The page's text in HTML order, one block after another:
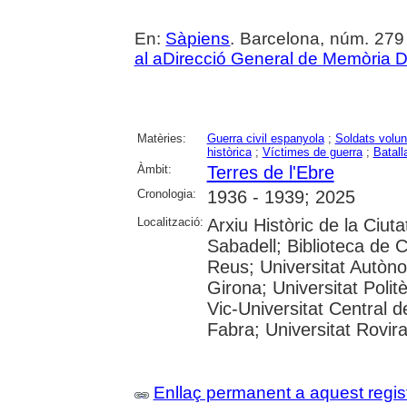
En: Sàpiens. Barcelona, núm.
al aDirecció General de Memòria
Matèries: Guerra civil espanyola; Soldats
històrica; Víctimes de guerra;
Àmbit:
Terres de l'Ebre
Cronologia: 1936 - 1939; 2025
Localització: Arxiu Històric de la
Sabadell; Biblioteca de
Reus; Universitat
Girona; Universitat
Vic-Universitat Central
Fabra; Universitat
Enllaç permanent a aquest